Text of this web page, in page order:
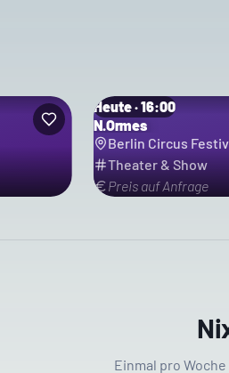
Heute · 16:00
N.Ormes
Berlin Circus
Theater & Show
Preis auf Anfrage
Einmal pro